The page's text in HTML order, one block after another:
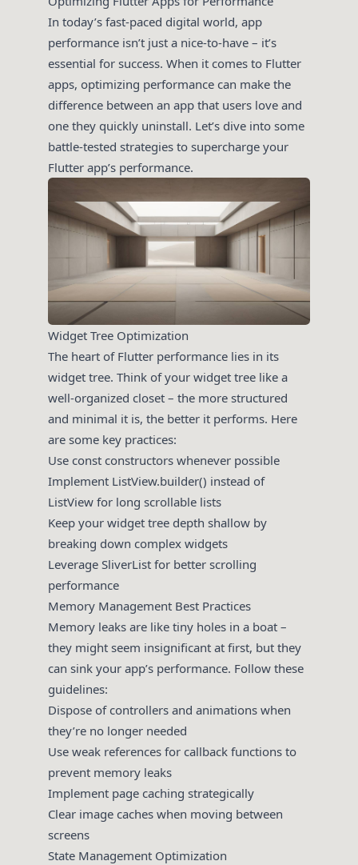
In today’s fast-paced digital world, app
performance isn’t just a nice-to-have – it’s
essential for success. When it comes to Flutter
apps, optimizing performance can make the
difference between an app that users love and
one they quickly uninstall. Let’s dive into some
battle-tested strategies to supercharge your
Flutter app’s performance.
Widget Tree Optimization
The heart of Flutter performance lies in its
widget tree. Think of your widget tree like a
well-organized closet – the more structured
and minimal it is, the better it performs. Here
are some key practices:
Use const constructors whenever possible
Implement ListView.builder() instead of
ListView for long scrollable lists
Keep your widget tree depth shallow by
breaking down complex widgets
Leverage SliverList for better scrolling
performance
Memory Management Best Practices
Memory leaks are like tiny holes in a boat –
they might seem insignificant at first, but they
can sink your app’s performance. Follow these
guidelines:
Dispose of controllers and animations when
they’re no longer needed
Use weak references for callback functions to
prevent memory leaks
Implement page caching strategically
Clear image caches when moving between
screens
State Management Optimization